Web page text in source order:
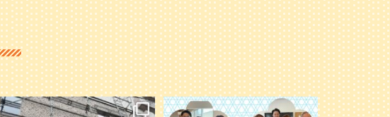
『ぴっころ山鼻』オープンに向けて準備
永年勤続の表彰者の写真を載せ忘れてい